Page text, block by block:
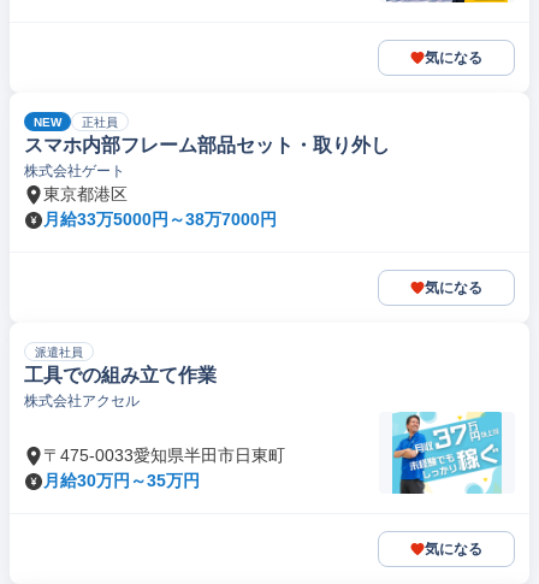
気になる
NEW 正社員
スマホ内部フレーム部品セット・取り外し
株式会社ゲート
東京都港区
月給33万5000円～38万7000円
気になる
派遣社員
工具での組み立て作業
株式会社アクセル
〒475-0033愛知県半田市日東町
月給30万円～35万円
気になる